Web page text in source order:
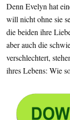
Denn Evelyn hat
will nicht ohne sie
die beiden ihre
aber auch die
verschlechtert,
ihres Lebens: Wie